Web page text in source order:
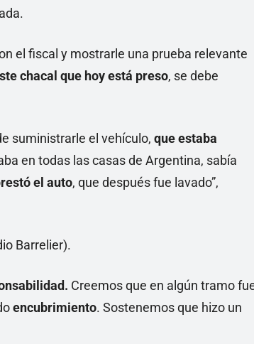
el fiscal y mostrarle una prueba relevante
chacal que hoy está preso, se debe
suministrarle el vehículo, que estaba
en todas las casas de Argentina, sabía
el auto, que después fue lavado”,
Creemos que en algún tramo
encubrimiento. Sostenemos que hizo un